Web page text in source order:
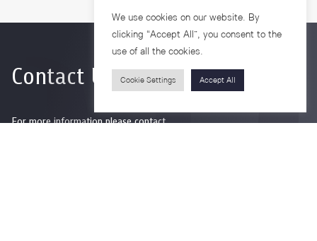
Contact Us
For more information please contact
We use cookies on our website. By
clicking “Accept All”, you consent to the
use of all the cookies.
Cookie Settings Accept All